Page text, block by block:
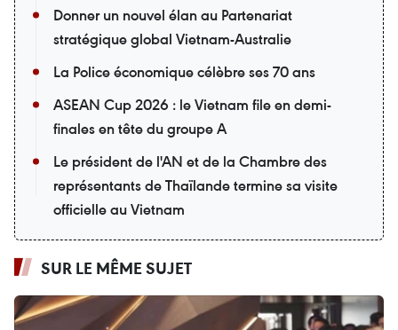
Donner un nouvel élan au Partenariat
stratégique global Vietnam-Australie
La Police économique célèbre ses 70 ans
ASEAN Cup 2026 : le Vietnam file en demi-
finales en tête du groupe A
Le président de l'AN et de la Chambre des
représentants de Thaïlande termine sa visite
officielle au Vietnam
SUR LE MÊME SUJET